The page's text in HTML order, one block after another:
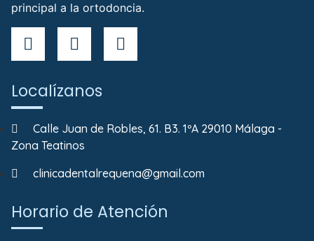
principal a la ortodoncia.
Localízanos
Calle Juan de Robles, 61. B3. 1ºA 29010 Málaga -
Zona Teatinos
clinicadentalrequena@gmail.com
Horario de Atención